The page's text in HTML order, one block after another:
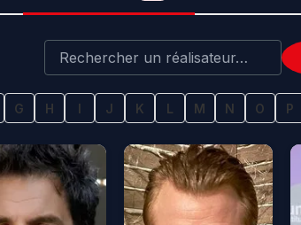
G H I J K L M N O P